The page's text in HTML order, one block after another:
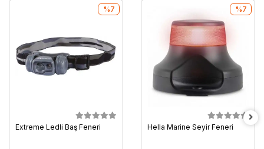
Extreme Ledli Baş Feneri
%7
Hella Marine Seyir Feneri
%7